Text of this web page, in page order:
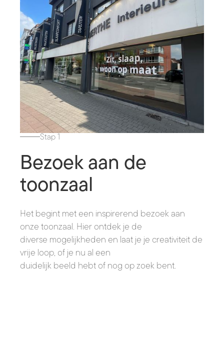
Stap 1
Bezoek aan de
toonzaal
Het begint met een inspirerend bezoek aan
onze toonzaal. Hier ontdek je de
diverse mogelijkheden en laat je je creativiteit de
vrije loop, of je nu al een
duidelijk beeld hebt of nog op zoek bent.